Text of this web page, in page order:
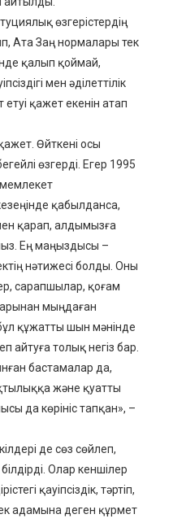
өзгерістердің
Ата Заң нормалары тек
қалып қоймай,
мен әділеттілік
қажет екенін атап
Өйткені осы
өзгерді. Егер 1995
қабылданса,
қарап, алдымызға
Ең маңыздысы –
нәтижесі болды. Оны
сарапшылар, қоғам
мыңдаған
құжатты шын мәнінде
айтуға толық негіз бар.
бастамалар да,
және қуатты
да көрініс тапқан», –
де сөз сөйлеп,
Олар кеншілер
қауіпсіздік, тәртіп,
адамына деген құрмет